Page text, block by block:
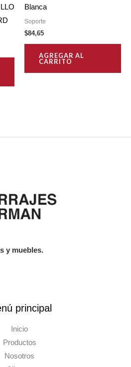
Blanca
Soporte
$84,65
AGREGAR AL
CARRITO
y muebles.
principal
Inicio
Productos
Nosotros